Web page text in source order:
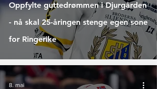
Oppfylte guttedrømmen i Djurgården
- nå skal 25-åringen stenge egen sone
for Ringerike
8. mai